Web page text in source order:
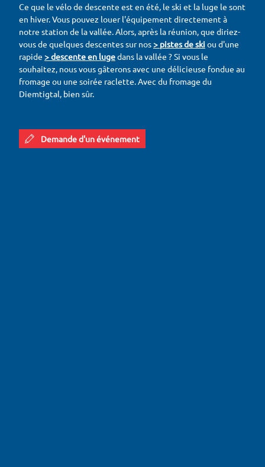
Ce que le vélo de descente est en été, le ski et la luge le sont
en hiver. Vous pouvez louer l'équipement directement à
notre station de la vallée. Alors, après la réunion, que diriez-
vous de quelques descentes sur nos> pistes de skiou d'une
rapide > descente en lugedans la vallée ? Si vous le
souhaitez, nous vous gâterons avec une délicieuse fondue au
fromage ou une soirée raclette. Avec du fromage du
Diemtigtal, bien sûr.
Demande d'un événement